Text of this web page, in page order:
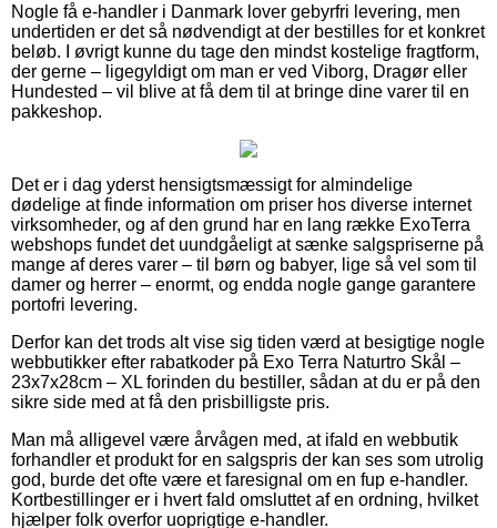
Nogle få e-handler i Danmark lover gebyrfri levering, men
undertiden er det så nødvendigt at der bestilles for et konkret
beløb. I øvrigt kunne du tage den mindst kostelige fragtform,
der gerne – ligegyldigt om man er ved Viborg, Dragør eller
Hundested – vil blive at få dem til at bringe dine varer til en
pakkeshop.
Det er i dag yderst hensigtsmæssigt for almindelige
dødelige at finde information om priser hos diverse internet
virksomheder, og af den grund har en lang række ExoTerra
webshops fundet det uundgåeligt at sænke salgspriserne på
mange af deres varer – til børn og babyer, lige så vel som til
damer og herrer – enormt, og endda nogle gange garantere
portofri levering.
Derfor kan det trods alt vise sig tiden værd at besigtige nogle
webbutikker efter rabatkoder på Exo Terra Naturtro Skål –
23x7x28cm – XL forinden du bestiller, sådan at du er på den
sikre side med at få den prisbilligste pris.
Man må alligevel være årvågen med, at ifald en webbutik
forhandler et produkt for en salgspris der kan ses som utrolig
god, burde det ofte være et faresignal om en fup e-handler.
Kortbestillinger er i hvert fald omsluttet af en ordning, hvilket
hjælper folk overfor uoprigtige e-handler.